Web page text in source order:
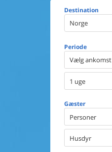
Destination
Periode
Vælg ankomst
1 uge
Gæster
Personer
Husdyr